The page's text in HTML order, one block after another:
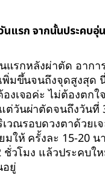
นแรก จากนั้นประคบอุ่น
แรกหลังผ่าตัด อากา
มขึ้นจนถึงจุดสูงสุด นี่
งเจอค่ะ ไม่ต้องตก
ต่วันผ่าตัดจนถึงวันที่
เวณรอบดวงตาด้วยเ
มให้ ครั้งละ 15-20 น
วโมง แล้วประคบใ
ยู่